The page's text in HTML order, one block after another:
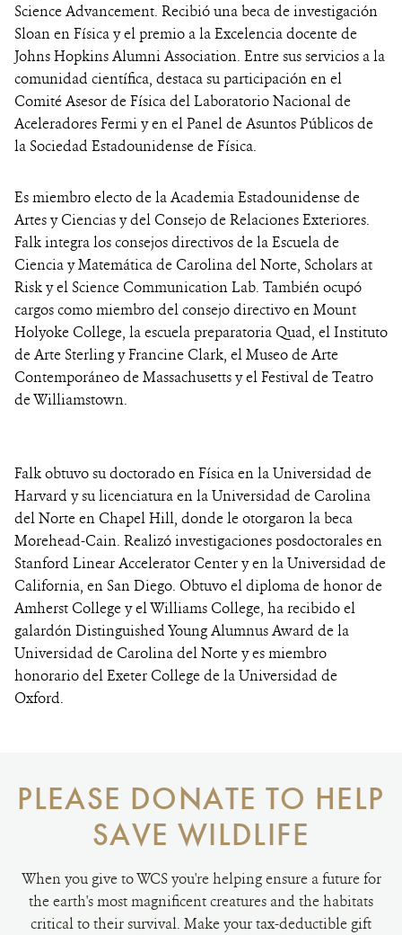
Science Advancement. Recibió una beca de investigación
Sloan en Física y el premio a la Excelencia docente de
Johns Hopkins Alumni Association. Entre sus servicios a la
comunidad científica, destaca su participación en el
Comité Asesor de Física del Laboratorio Nacional de
Aceleradores Fermi y en el Panel de Asuntos Públicos de
la Sociedad Estadounidense de Física.
Es miembro electo de la Academia Estadounidense de
Artes y Ciencias y del Consejo de Relaciones Exteriores.
Falk integra los consejos directivos de la Escuela de
Ciencia y Matemática de Carolina del Norte, Scholars at
Risk y el Science Communication Lab. También ocupó
cargos como miembro del consejo directivo en Mount
Holyoke College, la escuela preparatoria Quad, el Instituto
de Arte Sterling y Francine Clark, el Museo de Arte
Contemporáneo de Massachusetts y el Festival de Teatro
de Williamstown.
Falk obtuvo su doctorado en Física en la Universidad de
Harvard y su licenciatura en la Universidad de Carolina
del Norte en Chapel Hill, donde le otorgaron la beca
Morehead-Cain. Realizó investigaciones posdoctorales en
Stanford Linear Accelerator Center y en la Universidad de
California, en San Diego. Obtuvo el diploma de honor de
Amherst College y el Williams College, ha recibido el
galardón Distinguished Young Alumnus Award de la
Universidad de Carolina del Norte y es miembro
honorario del Exeter College de la Universidad de
Oxford.
PLEASE DONATE TO HELP
SAVE WILDLIFE
When you give to WCS you're helping ensure a future for
the earth's most magnificent creatures and the habitats
critical to their survival. Make your tax-deductible gift